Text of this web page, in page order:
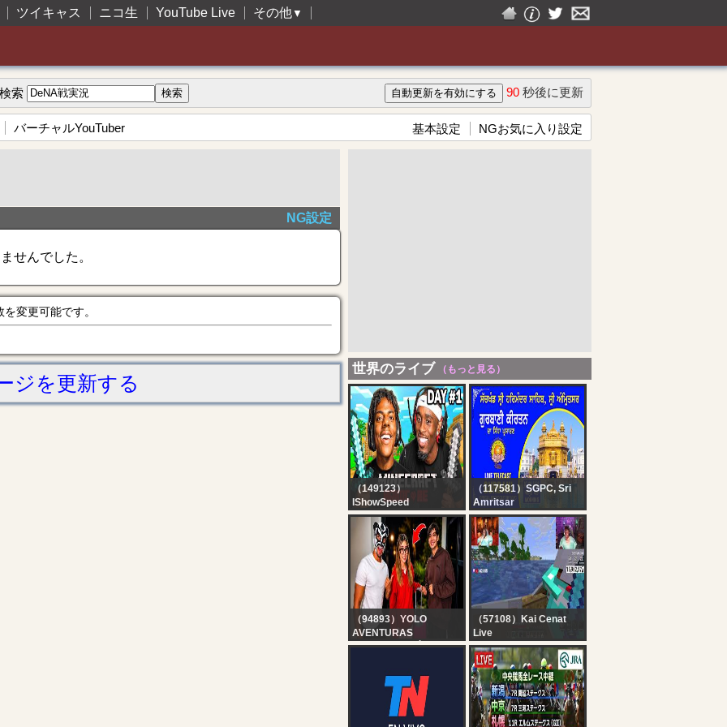
ツイキャス ニコ生 YouTube Live その他▼
検索 90 秒後に更新
バーチャルYouTuber 基本設定 NGお気に入り設定
NG設定
せんでした。
変更可能です。
ジを更新する
世界のライブ （もっと見る）
（149123）
IShowSpeed
MINECRAFT
HARDCORE ALL
BOSSES DAY 1 ???‍♂️ft.
KaiCenat
（117581）SGPC, Sri
Amritsar
Official SGPC LIVE |
Gurbani Kirtan |
Sachkhand Sri
Harmandir Sahib, Sri
Amritsar | 08.08.2026
（94893）YOLO
AVENTURAS
KAREN LLEGÓ A
（57108）Kai Cenat
Live
KAI X SPEED
MINECRAFT
MARATHON BEATING
ALL BOSSES
*HARDCORE* DAY 1
PART 1